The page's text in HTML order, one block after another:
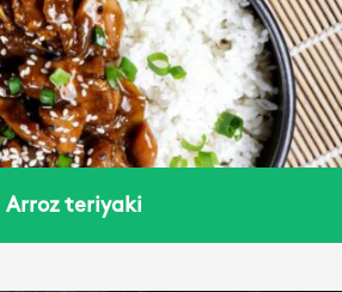
Arroz teriyaki